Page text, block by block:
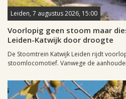
Leiden, 7 augustus 2026, 15:00
Voorlopig geen stoom maar
Leiden-Katwijk door droogte
De Stoomtrein Katwijk Leiden rijdt
stoomlocomotief. Vanwege de